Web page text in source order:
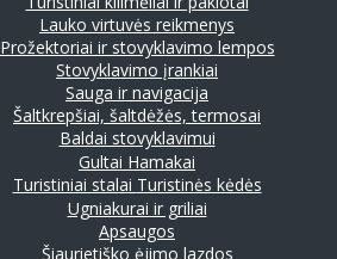
Lauko virtuvės reikmenys
Prožektoriai ir stovyklavimo lempos
Stovyklavimo įrankiai
Sauga ir navigacija
Šaltkrepšiai, šaltdėžės, termosai
Baldai stovyklavimui
Gultai Hamakai
Turistiniai stalai Turistinės kėdės
Ugniakurai ir griliai
Apsaugos
Šiaurietiško ėjimo lazdos